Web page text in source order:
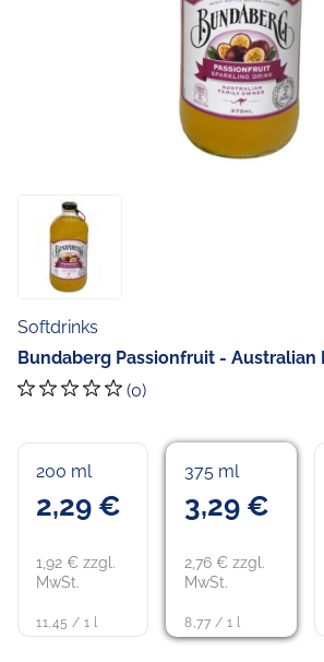
Softdrinks
Bundaberg Passionfruit - Australian
(0)
200 ml
2,29 €
1,92 € zzgl.
MwSt.
11,45 / 1 l
375 ml
3,29 €
2,76 € zzgl.
MwSt.
8,77 / 1 l